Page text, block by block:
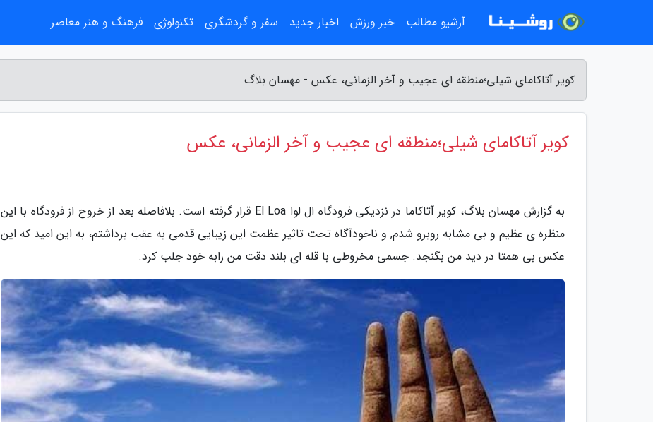
کویر آتاکامای شیلی؛منطقه ای عجیب و آخر الزمانی، عکس - مهسان بلاگ
کویر آتاکامای شیلی؛منطقه ای عجیب و آخر الزمانی، عکس
به گزارش مهسان بلاگ، کویر آتاکاما در نزدیکی فرودگاه ال لوا El Loa قرار گرفته است. بلافاصله بعد از خروج از فرودگاه با این
منظره ی عظیم و بی مشابه روبرو شدم, و ناخودآگاه تحت تاثیر عظمت این زیبایی قدمی به عقب برداشتم، به این امید که این
عکس بی همتا در دید من بگنجد. جسمی مخروطی با قله ای بلند دقت من رابه خود جلب کرد.
آرشیو مطالب خبر ورزش اخبار جدید سفر و گردشگری تکنولوژی فرهنگ و هنر معاصر